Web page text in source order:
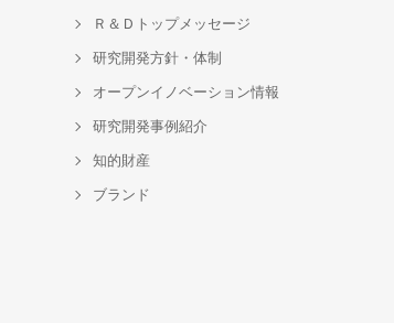
Ｒ＆Ｄトップメッセージ
研究開発方針・体制
オープンイノベーション情報
研究開発事例紹介
知的財産
ブランド